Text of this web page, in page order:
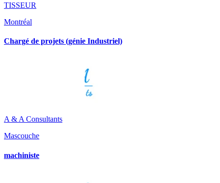
TISSEUR
Montréal
Chargé de projets (génie Industriel)
A & A Consultants
Mascouche
machiniste